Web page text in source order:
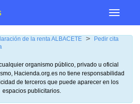
Menu
de la renta ALBACETE >
Pedir cita
organismo público, privado u oficial
Hacienda.org.es no tiene responsabilidad
de terceros que puede aparecer en los
espacios publicitarios.